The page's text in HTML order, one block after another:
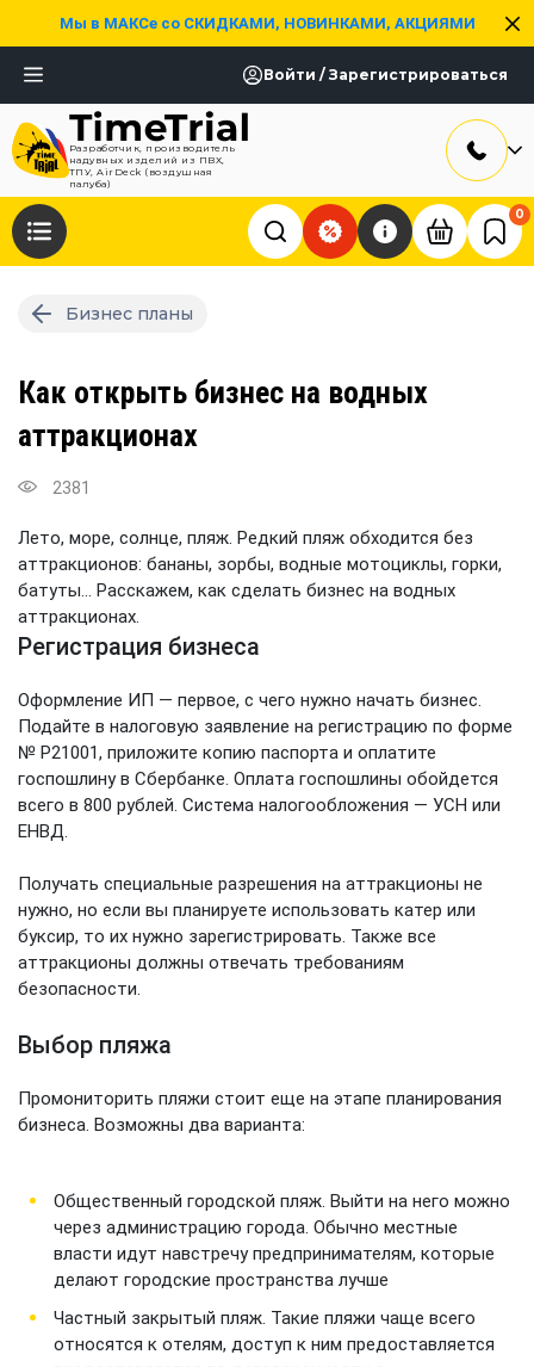
Мы в МАКСе со СКИДКАМИ, НОВИНКАМИ, АКЦИЯМИ
Войти / Зарегистрироваться
Разработчик, производитель
надувных изделий из ПВХ,
ТПУ, AirDeck (воздушная
палуба)
0
Бизнес планы
Как открыть бизнес на водных
аттракционах
2381
Лето, море, солнце, пляж. Редкий пляж обходится без
аттракционов: бананы, зорбы, водные мотоциклы, горки,
батуты… Расскажем, как сделать бизнес на водных
аттракционах.
Регистрация бизнеса
Оформление ИП — первое, с чего нужно начать бизнес.
Подайте в налоговую заявление на регистрацию по форме
№ Р21001, приложите копию паспорта и оплатите
госпошлину в Сбербанке. Оплата госпошлины обойдется
всего в 800 рублей. Система налогообложения — УСН или
ЕНВД.
Получать специальные разрешения на аттракционы не
нужно, но если вы планируете использовать катер или
буксир, то их нужно зарегистрировать. Также все
аттракционы должны отвечать требованиям
безопасности.
Выбор пляжа
Промониторить пляжи стоит еще на этапе планирования
бизнеса. Возможны два варианта:
Общественный городской пляж. Выйти на него можно
через администрацию города. Обычно местные
власти идут навстречу предпринимателям, которые
делают городские пространства лучше
Частный закрытый пляж. Такие пляжи чаще всего
относятся к отелям, доступ к ним предоставляется